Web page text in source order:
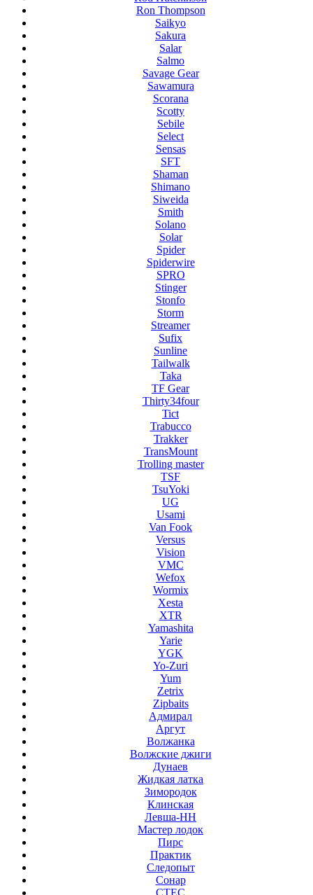
Ron Thompson
Saikyo
Sakura
Salar
Salmo
Savage Gear
Sawamura
Scorana
Scotty
Sebile
Select
Sensas
SFT
Shaman
Shimano
Siweida
Smith
Solano
Solar
Spider
Spiderwire
SPRO
Stinger
Stonfo
Storm
Streamer
Sufix
Sunline
Tailwalk
Taka
TF Gear
Thirty34four
Tict
Trabucco
Trakker
TransMount
Trolling master
TSF
TsuYoki
UG
Usami
Van Fook
Versus
Vision
VMC
Wefox
Wormix
Xesta
XTR
Yamashita
Yarie
YGK
Yo-Zuri
Yum
Zetrix
Zipbaits
Адмирал
Аргут
Волжанка
Волжские джиги
Дунаев
Жидкая латка
Зимородок
Клинская
Левша-НН
Мастер лодок
Пирс
Практик
Следопыт
Сонар